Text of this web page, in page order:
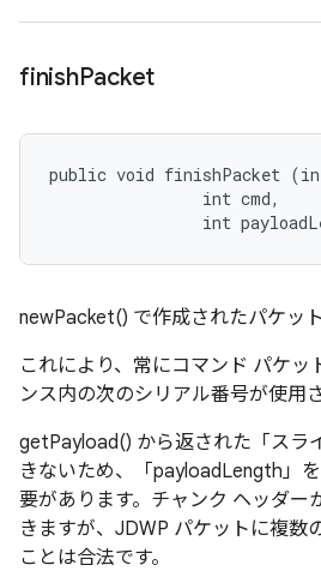
finishPacket
public void finishPacket
                int cmd,
int
newPacket() で作成されたパケット
これにより、常にコマンド パケッ
ンス内の次のシリアル番号が使用さ
getPayload() から返された「スラ
きないため、「payloadLength」
要があります。チャンク ヘッダー
きますが、JDWP パケットに複数
ことは合法です。